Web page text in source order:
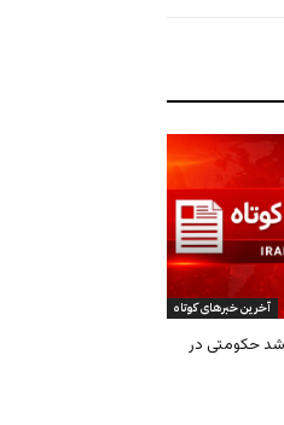
آخرین خبرهای کوتاه
حکومتی در